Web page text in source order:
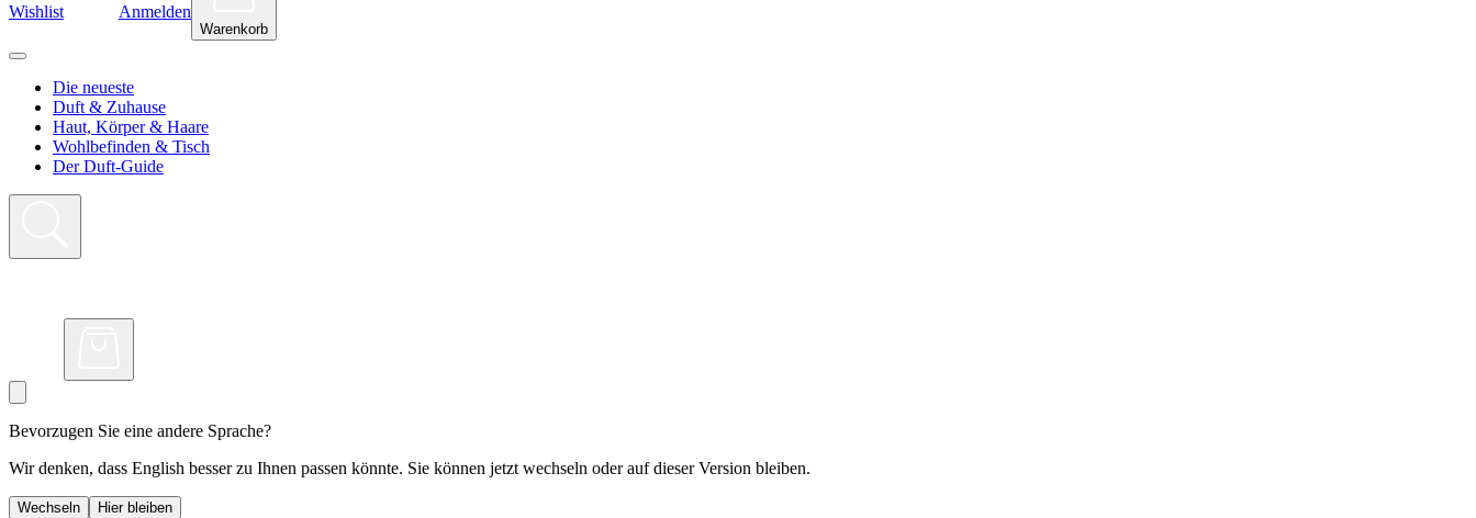
Wishlist Anmelden
Warenkorb
Die neueste
Duft & Zuhause
Haut, Körper & Haare
Wohlbefinden & Tisch
Der Duft-Guide
Bevorzugen Sie eine andere Sprache?
Wir denken, dass English besser zu Ihnen passen könnte. Sie können jetzt wechseln oder auf dieser Version bleiben.
Wechseln Hier bleiben